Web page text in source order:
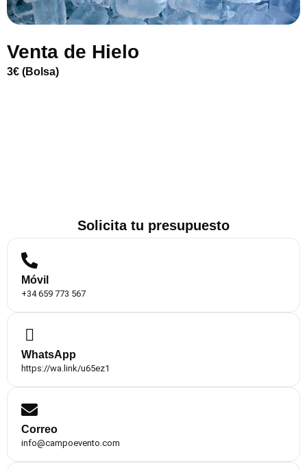
Venta de Hielo
3€ (Bolsa)
Solicita tu presupuesto
Móvil
+34 659 773 567
WhatsApp
https://wa.link/u65ez1
Correo
info@campoevento.com